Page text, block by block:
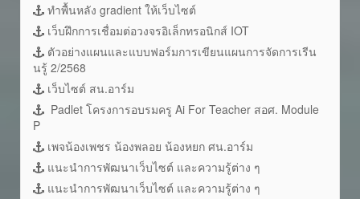
ทำพื้นหลัง gradient ให้เว็บไซต์
เว็บฝึกการเชื่อมต่อวงจรอิเล็กทรอนิกส์ IOT
ตัวอย่างแผนและแบบฟอร์มการเขียนแผนการจัดการเรีน
นรู้ 2/2568
เว็บไซต์ สน.อาร์ม
Padlet โครงการอบรมครู Ai For Teacher สอศ. Module
P
เพจน้องเพชร น้องพลอย น้องหยก ศน.อาร์ม
แนะนำการพัฒนาเว็บไซต์ และความรู้ต่าง ๆ
แนะนำการพัฒนาเว็บไซต์ และความรู้ต่าง ๆ